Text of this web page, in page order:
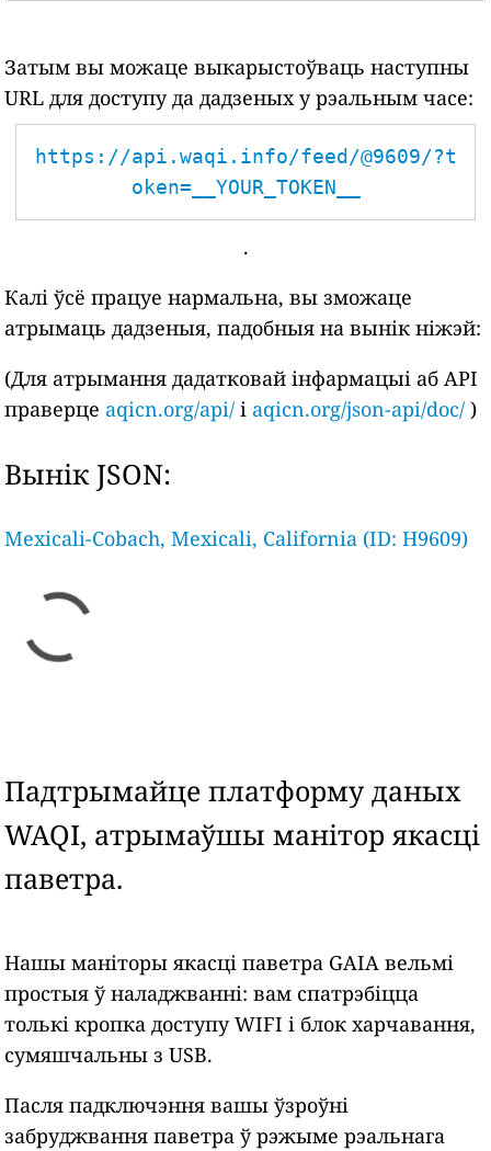
Затым вы можаце выкарыстоўваць наступны
URL для доступу да дадзеных у рэальным часе:
https://api.waqi.info/feed/@9609/?t
oken=__YOUR_TOKEN__
.
Калі ўсё працуе нармальна, вы зможаце
атрымаць дадзеныя, падобныя на вынік ніжэй:
(Для атрымання дадатковай інфармацыі аб API
праверце aqicn.org/api/ і aqicn.org/json-api/doc/ )
Вынік JSON:
Mexicali-Cobach, Mexicali, California (ID: H9609)
Падтрымайце платформу даных
WAQI, атрымаўшы манітор якасці
паветра.
Нашы маніторы якасці паветра GAIA вельмі
простыя ў наладжванні: вам спатрэбіцца
толькі кропка доступу WIFI і блок харчавання,
сумяшчальны з USB.
Пасля падключэння вашы ўзроўні
забруджвання паветра ў рэжыме рэальнага